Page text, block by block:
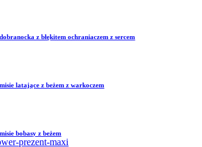
z błękitem ochraniaczem z sercem
latające z beżem z warkoczem
bobasy z beżem